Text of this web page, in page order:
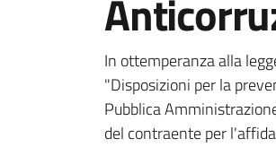
In ottemperanza alla
"Disposizioni per la
Pubblica
del contraente per